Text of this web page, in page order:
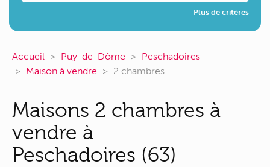
Plus de critères
Accueil Puy-de-Dôme
Peschadoires
Maison à vendre
2 chambres
Maisons 2 chambres à
vendre à
Peschadoires (63)